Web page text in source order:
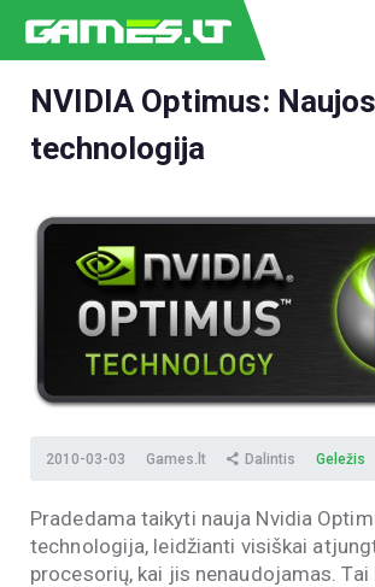
NAUJIENOS
ESPORTAS
GELEŽIS
VIDEO
APŽVALGOS
ŽAIDIMAI
NVIDIA Optimus:
technologija
2010-03-03 Games.lt Dalintis Geležis
Pradedama taikyti nauja Nvidia
technologija, leidžianti visiškai
procesorių, kai jis nenaudojamas. Tai